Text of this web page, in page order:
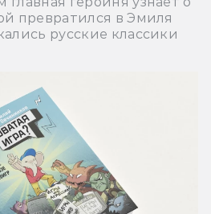
превратился в Эмиля
русские классики